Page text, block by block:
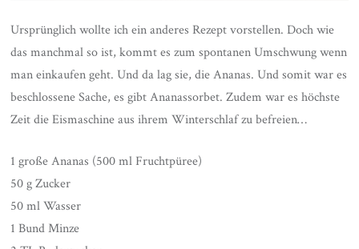
Ursprünglich wollte ich ein anderes Rezept vorstellen. Doch wie
das manchmal so ist, kommt es zum spontanen Umschwung wenn
man einkaufen geht. Und da lag sie, die Ananas. Und somit war es
beschlossene Sache, es gibt Ananassorbet. Zudem war es höchste
Zeit die Eismaschine aus ihrem Winterschlaf zu befreien…
1 große Ananas (500 ml Fruchtpüree)
50 g Zucker
50 ml Wasser
1 Bund Minze